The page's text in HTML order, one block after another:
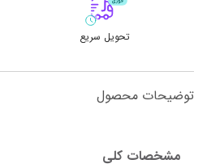
تحویل سریع
توضیحات محصول
مشخصات کلی